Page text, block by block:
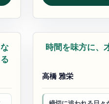
ビジネスサポート
時間を味方に、
高橋 雅栄